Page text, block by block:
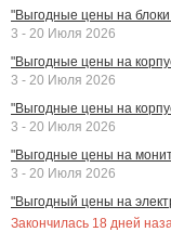
"Выгодные цены на
3 - 20 Июля 2026
"Выгодные цены на
3 - 20 Июля 2026
"Выгодные цены на
3 - 20 Июля 2026
"Выгодные цены на
3 - 20 Июля 2026
"Выгодный цены на
Закончилась 18 дней